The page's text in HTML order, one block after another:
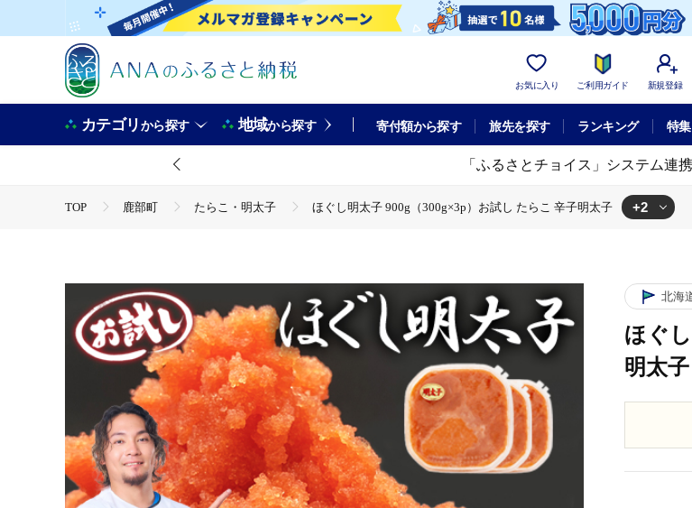
お気に入り ご利用ガイド 新規登録
カテゴリから探す 地域から探す 寄付額から探す 旅先を探す ランキング 特集
「ふるさとチョイス」システム連
TOP 鹿部町 たらこ・明太子 ほぐし明太子 900g（300g×3p）お試し たらこ 辛子明太子 +2
北海
ほぐ
明太子